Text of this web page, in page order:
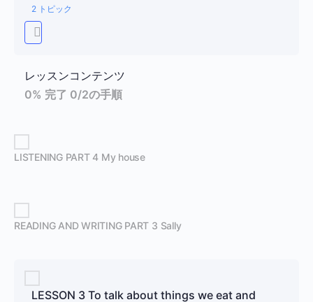
2 トピック
レッスンコンテンツ
0% 完了 0/2の手順
LISTENING PART 4 My house
READING AND WRITING PART 3 Sally
LESSON 3 To talk about things we eat and